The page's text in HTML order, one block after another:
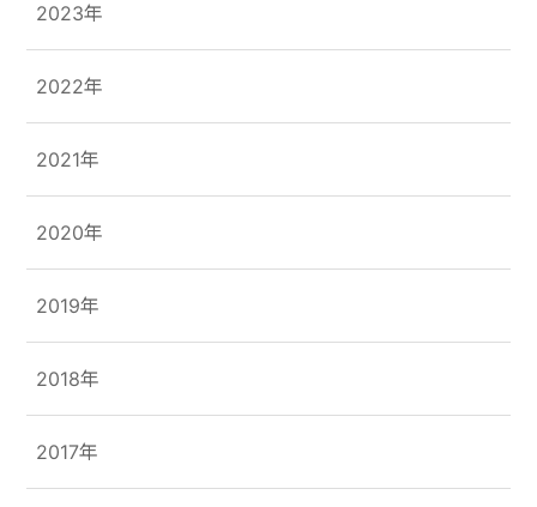
2023年
2022年
2021年
2020年
2019年
2018年
2017年